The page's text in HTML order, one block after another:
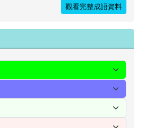
觀看完整成語資料